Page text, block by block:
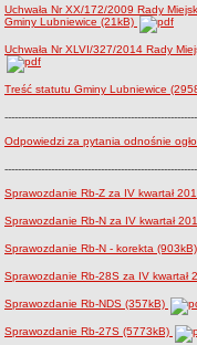
Uchwała Nr XX/172/2009 Rady
Gminy Lubniewice (21kB)
Uchwała Nr XLVI/327/2014 Rady
Treść statutu Gminy Lubniewice
Odpowiedzi za pytania odnośnie
Sprawozdanie Rb-Z za IV kwartał
Sprawozdanie Rb-N za IV kwartał
Sprawozdanie Rb-N - korekta (903kB)
Sprawozdanie Rb-28S za IV kwartał
Sprawozdanie Rb-NDS (357kB)
Sprawozdanie Rb-27S (5773kB)